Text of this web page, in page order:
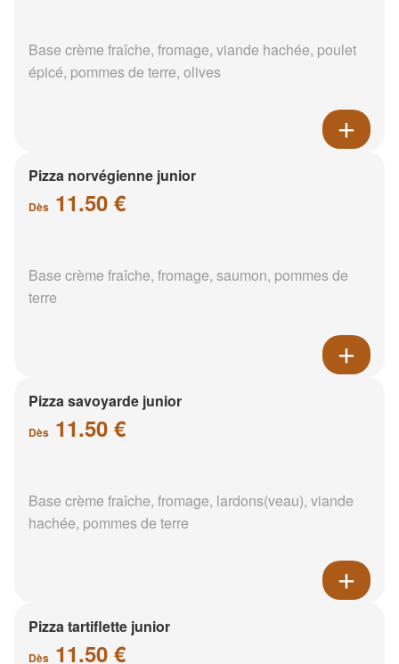
Base crème fraîche, fromage, viande hachée, poulet
épicé, pommes de terre, olives
Pizza norvégienne junior
Dès 11.50 €
Base crème fraîche, fromage, saumon, pommes de
terre
Pizza savoyarde junior
Dès 11.50 €
Base crème fraîche, fromage, lardons(veau), viande
hachée, pommes de terre
Pizza tartiflette junior
Dès 11.50 €